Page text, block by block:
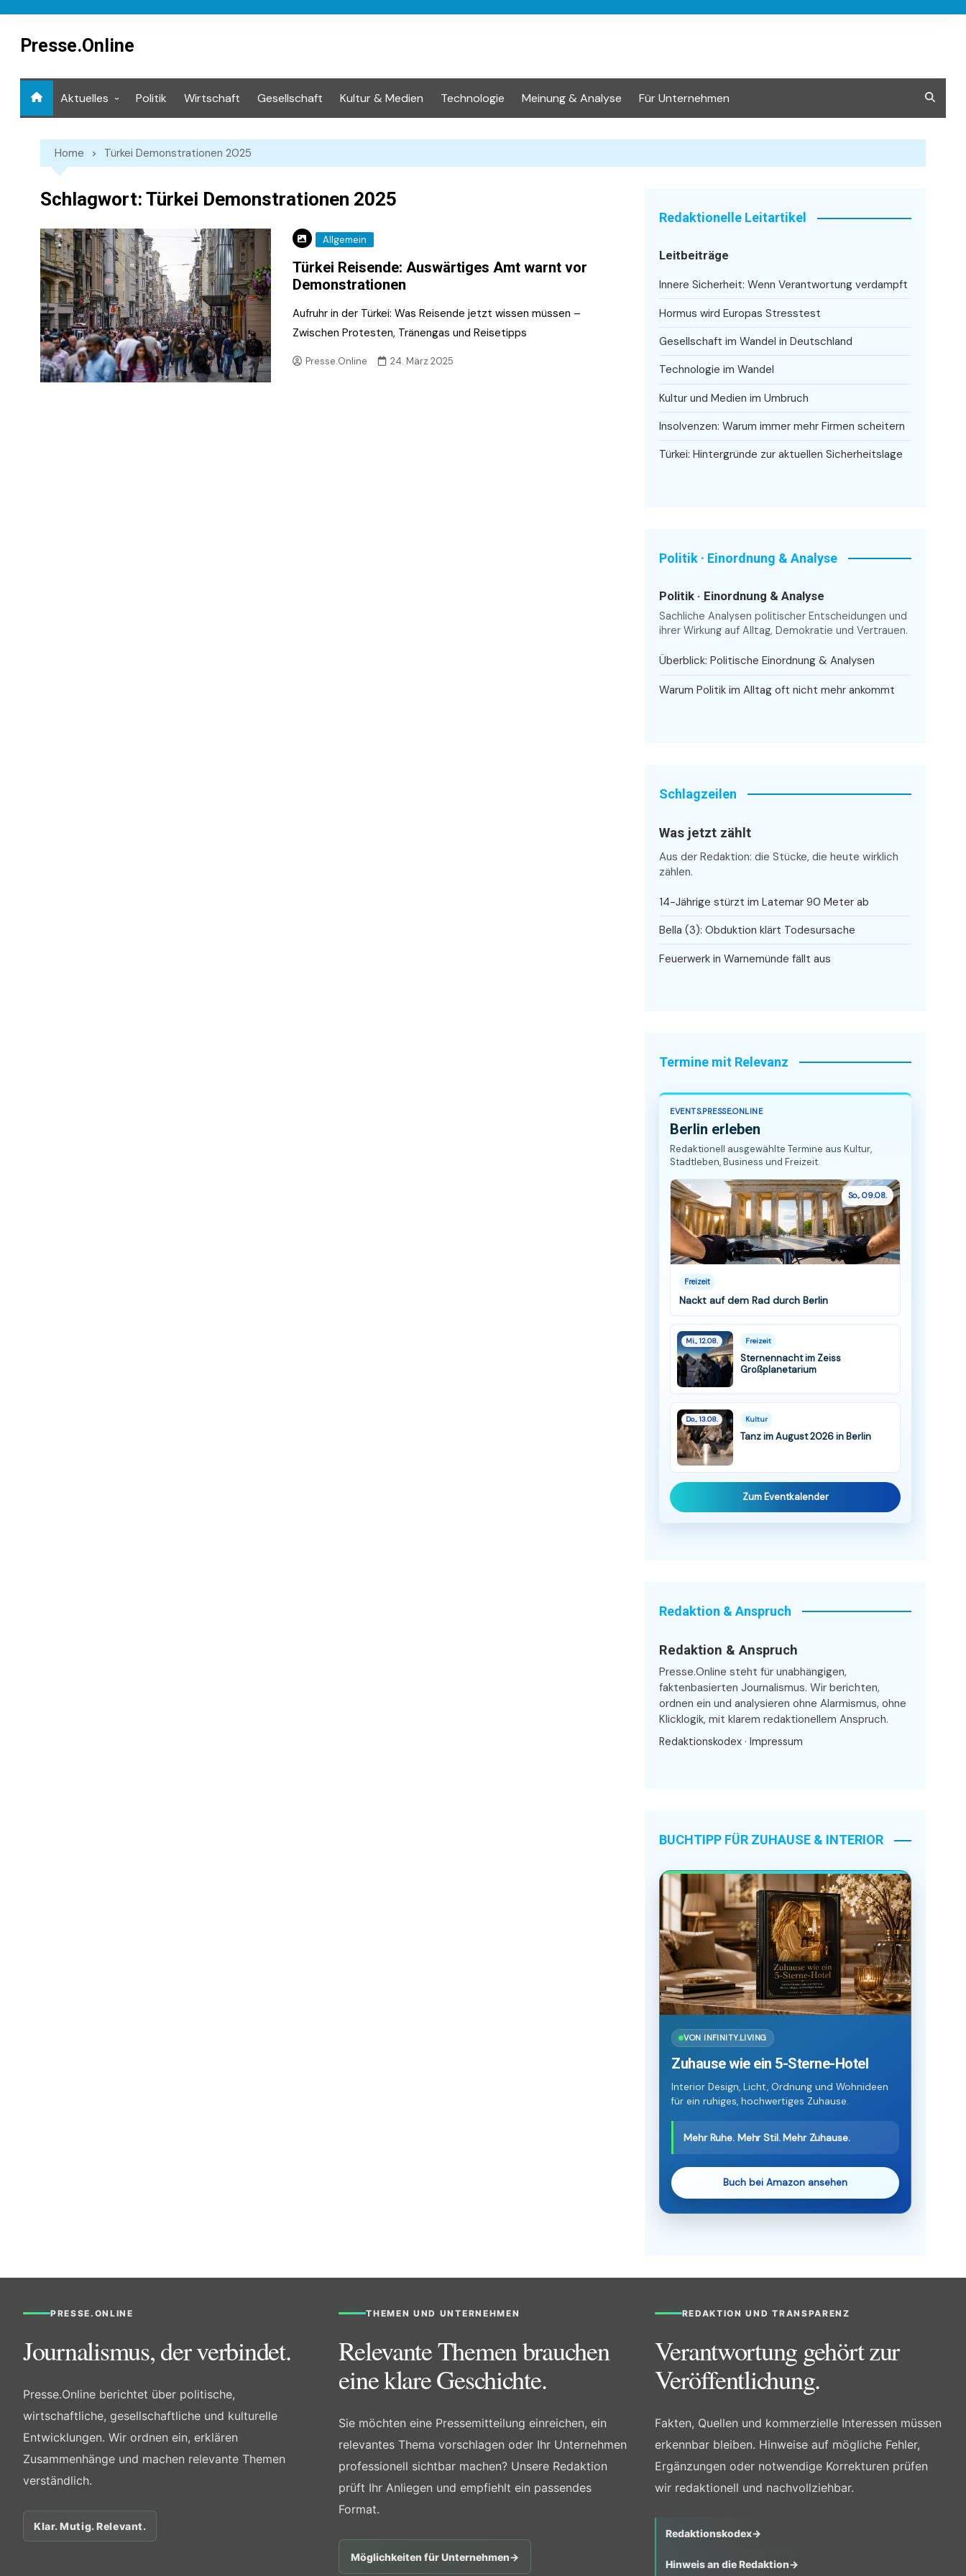
contentPresse.Online
Aktuelles Politik Wirtschaft Gesellschaft Kultur & Medien Technologie Meinung & Analyse Für Unternehmen
Home Türkei Demonstrationen 2025
Schlagwort: Türkei Demonstrationen 2025
Allgemein
Türkei Reisende: Auswärtiges Amt warnt vor
Demonstrationen
Aufruhr in der Türkei: Was Reisende jetzt wissen müssen –
Zwischen Protesten, Tränengas und Reisetipps
Presse.Online 24. März 2025
Redaktionelle Leitartikel
Leitbeiträge
Innere Sicherheit: Wenn Verantwortung verdampft
Hormus wird Europas Stresstest
Gesellschaft im Wandel in Deutschland
Technologie im Wandel
Kultur und Medien im Umbruch
Insolvenzen: Warum immer mehr Firmen scheitern
Türkei: Hintergründe zur aktuellen Sicherheitslage
Politik · Einordnung & Analyse
Politik · Einordnung & Analyse
Sachliche Analysen politischer Entscheidungen und
ihrer Wirkung auf Alltag, Demokratie und Vertrauen.
Überblick: Politische Einordnung & Analysen
Warum Politik im Alltag oft nicht mehr ankommt
Schlagzeilen
Was jetzt zählt
Aus der Redaktion: die Stücke, die heute wirklich
zählen.
14-Jährige stürzt im Latemar 90 Meter ab
Bella (3): Obduktion klärt Todesursache
Feuerwerk in Warnemünde fällt aus
Termine mit Relevanz
EVENTS.PRESSE.ONLINE
Berlin erleben
Redaktionell ausgewählte Termine aus Kultur,
Stadtleben, Business und Freizeit.
So., 09.08.
Freizeit
Nackt auf dem Rad durch Berlin
Mi., 12.08. Freizeit
Sternennacht im Zeiss
Großplanetarium
Do., 13.08. Kultur
Tanz im August 2026 in Berlin
Zum Eventkalender
Redaktion & Anspruch
Redaktion & Anspruch
Presse.Online steht für unabhängigen,
faktenbasierten Journalismus. Wir berichten,
ordnen ein und analysieren ohne Alarmismus, ohne
Klicklogik, mit klarem redaktionellem Anspruch.
Redaktionskodex · Impressum
BUCHTIPP FÜR ZUHAUSE & INTERIOR
VON INFINITY.LIVING
Zuhause wie ein 5-Sterne-Hotel
Interior Design, Licht, Ordnung und Wohnideen
für ein ruhiges, hochwertiges Zuhause.
Mehr Ruhe. Mehr Stil. Mehr Zuhause.
Buch bei Amazon ansehen
PRESSE.ONLINE
Journalismus, der verbindet.
Presse.Online berichtet über politische,
wirtschaftliche, gesellschaftliche und kulturelle
Entwicklungen. Wir ordnen ein, erklären
Zusammenhänge und machen relevante Themen
verständlich.
Klar. Mutig. Relevant.
THEMEN UND UNTERNEHMEN
Relevante Themen brauchen
eine klare Geschichte.
Sie möchten eine Pressemitteilung einreichen, ein
relevantes Thema vorschlagen oder Ihr Unternehmen
professionell sichtbar machen? Unsere Redaktion
prüft Ihr Anliegen und empfiehlt ein passendes
Format.
Möglichkeiten für Unternehmen→
REDAKTION UND TRANSPARENZ
Verantwortung gehört zur
Veröffentlichung.
Fakten, Quellen und kommerzielle Interessen müssen
erkennbar bleiben. Hinweise auf mögliche Fehler,
Ergänzungen oder notwendige Korrekturen prüfen
wir redaktionell und nachvollziehbar.
Redaktionskodex→
Hinweis an die Redaktion→